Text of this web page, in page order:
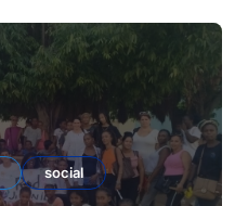
social